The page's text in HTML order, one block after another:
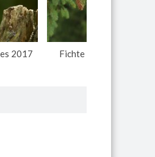
2017 Fichte – Baum des